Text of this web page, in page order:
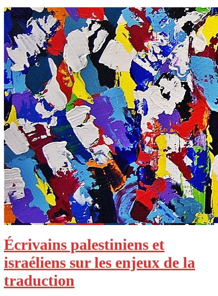
Écrivains palestiniens et
israéliens sur les enjeux de la
traduction